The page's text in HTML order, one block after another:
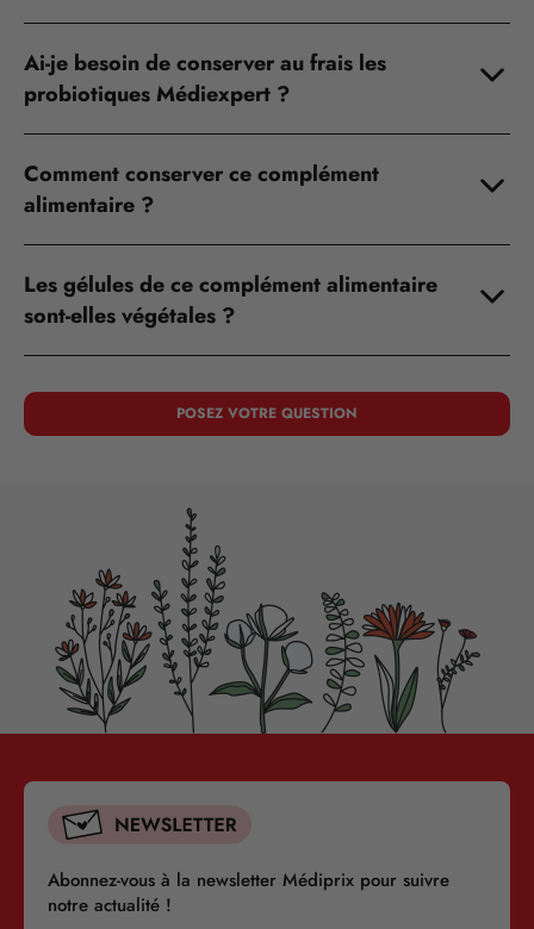
Ai-je besoin de conserver au frais les
probiotiques Médiexpert ?
Comment conserver ce complément
alimentaire ?
Les gélules de ce complément alimentaire
sont-elles végétales ?
POSEZ VOTRE QUESTION
Abonnez-vous à la newsletter Médiprix pour suivre
notre actualité !